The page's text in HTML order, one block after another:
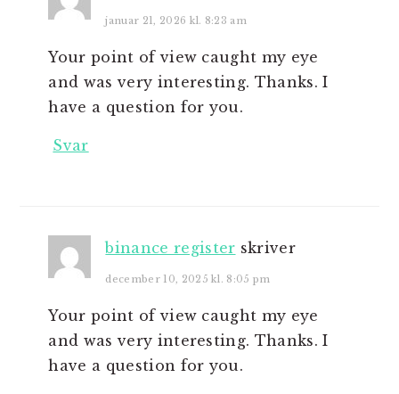
januar 21, 2026 kl. 8:23 am
Your point of view caught my eye
and was very interesting. Thanks. I
have a question for you.
Svar
binance register skriver
december 10, 2025 kl. 8:05 pm
Your point of view caught my eye
and was very interesting. Thanks. I
have a question for you.